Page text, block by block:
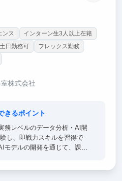
ンス
インターン生3人以上在籍
土日勤務可
フレックス勤務
株式会社
きるポイント
務レベルのデータ分析・AI開
し、即戦力スキルを習得で
モデルの開発を通じて、課題